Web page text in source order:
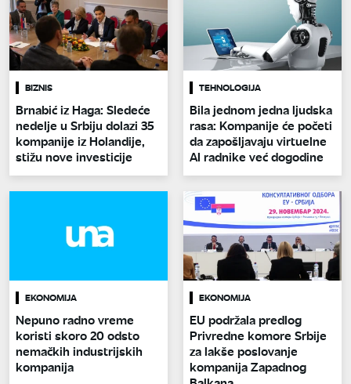
BIZNIS
Brnabić iz Haga: Sledeće
nedelje u Srbiju dolazi 35
kompanije iz Holandije,
stižu nove investicije
TEHNOLOGIJA
Bila jednom jedna ljudska
rasa: Kompanije će početi
da zapošljavaju virtuelne
AI radnike već dogodine
EKONOMIJA
Nepuno radno vreme
koristi skoro 20 odsto
nemačkih industrijskih
kompanija
EKONOMIJA
EU podržala predlog
Privredne komore Srbije
za lakše poslovanje
kompanija Zapadnog